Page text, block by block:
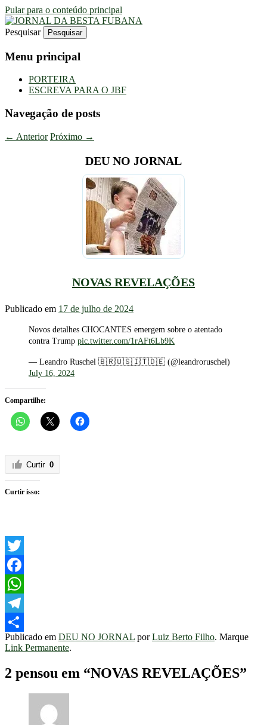
Pular para o conteúdo principal
JORNAL DA BESTA FUBANA
Uma Gazeta Escrota
Pesquisar
Menu principal
PORTEIRA
ESCREVA PARA O JBF
Navegação de posts
← Anterior Próximo →
DEU NO JORNAL
NOVAS REVELAÇÕES
Publicado em 17 de julho de 2024
Novos detalhes CHOCANTES emergem sobre o atentado
contra Trump pic.twitter.com/1rAFt6Lb9K
— Leandro Ruschel 🇧🇷🇺🇸🇮🇹🇩🇪 (@leandroruschel)
July 16, 2024
Compartilhe:
Curtir 0
Curtir isso:
Twitter
Facebook
WhatsApp
Telegram
Share
Publicado em DEU NO JORNAL porLuiz Berto Filho. Marque
Link Permanente.
2 pensou em “NOVAS REVELAÇÕES”